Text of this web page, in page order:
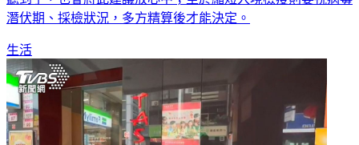
潛伏期、採檢狀況，多方精算後才能決定。
生活